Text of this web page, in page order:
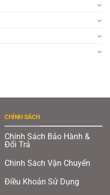
CHÍNH SÁCH
Chính Sách Bảo Hành &
Đổi Trả
Chính Sách Vận Chuyển
Điều Khoản Sử Dụng